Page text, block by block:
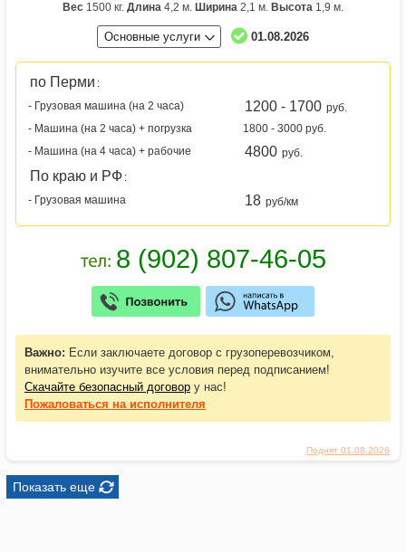
Поднят 01.08.2026
Вес 1500 кг. Длина 4,2 м. Ширина 2,1 м. Высота 1,9 м.
Основные услуги 01.08.2026
по Перми :
- Грузовая машина (на 2 часа)
1200 - 1700 руб.
- Машина (на 2 часа) + погрузка
1800 - 3000 руб.
- Машина (на 4 часа) + рабочие
4800 руб.
По краю и РФ :
- Грузовая машина
18 руб/км
Важно: Если заключаете договор с грузоперевозчиком,
внимательно изучите все условия перед подписанием!
Скачайте безопасный договор у нас!
Пожаловаться на исполнителя
Показать еще